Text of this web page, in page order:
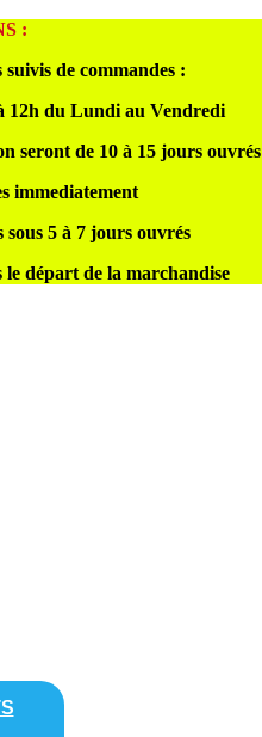
:
de commandes :
du Lundi au Vendredi
seront de 10 à 15 jours ouvrés
immediatement
sous 5 à 7 jours ouvrés
le départ de la marchandise